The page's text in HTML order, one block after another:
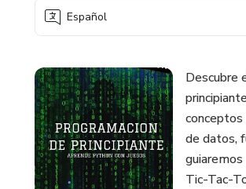
Español
Descubre
de datos,
Tic-Tac-